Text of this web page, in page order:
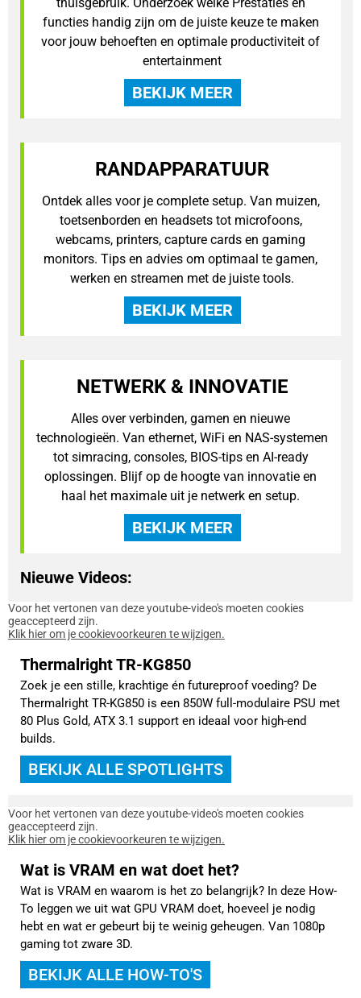
functies handig zijn om de juiste keuze te maken
voor jouw behoeften en optimale productiviteit of
entertainment
BEKIJK MEER
RANDAPPARATUUR
Ontdek alles voor je complete setup. Van muizen,
toetsenborden en headsets tot microfoons,
webcams, printers, capture cards en gaming
monitors. Tips en advies om optimaal te gamen,
werken en streamen met de juiste tools.
BEKIJK MEER
NETWERK & INNOVATIE
Alles over verbinden, gamen en nieuwe
technologieën. Van ethernet, WiFi en NAS-systemen
tot simracing, consoles, BIOS-tips en AI-ready
oplossingen. Blijf op de hoogte van innovatie en
haal het maximale uit je netwerk en setup.
BEKIJK MEER
Nieuwe Videos:
Voor het vertonen van deze youtube-video's moeten cookies
geaccepteerd zijn.
Klik hier om je cookievoorkeuren te wijzigen.
Thermalright TR-KG850
Zoek je een stille, krachtige én futureproof voeding? De
Thermalright TR-KG850 is een 850W full-modulaire PSU met
80 Plus Gold, ATX 3.1 support en ideaal voor high-end
builds.
BEKIJK ALLE SPOTLIGHTS
Voor het vertonen van deze youtube-video's moeten cookies
geaccepteerd zijn.
Klik hier om je cookievoorkeuren te wijzigen.
Wat is VRAM en wat doet het?
Wat is VRAM en waarom is het zo belangrijk? In deze How-
To leggen we uit wat GPU VRAM doet, hoeveel je nodig
hebt en wat er gebeurt bij te weinig geheugen. Van 1080p
gaming tot zware 3D.
BEKIJK ALLE HOW-TO'S